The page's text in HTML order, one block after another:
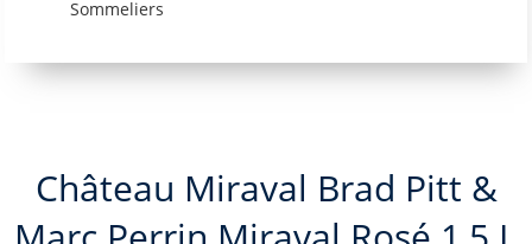
Sommeliers
Château Miraval Brad Pitt &